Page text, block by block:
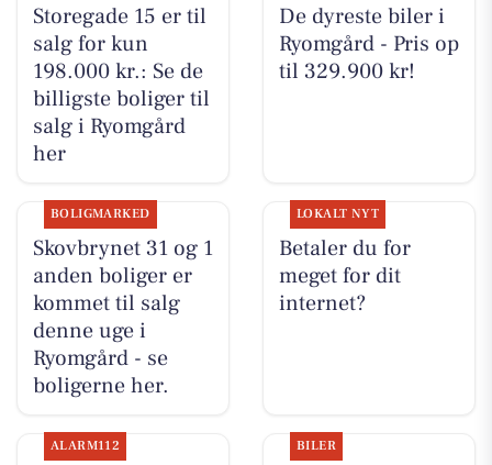
Storegade 15 er til
salg for kun
198.000 kr.: Se de
billigste boliger til
salg i Ryomgård
her
De dyreste biler i
Ryomgård - Pris op
til 329.900 kr!
BOLIGMARKED
Skovbrynet 31 og 1
anden boliger er
kommet til salg
denne uge i
Ryomgård - se
boligerne her.
LOKALT NYT
Betaler du for
meget for dit
internet?
ALARM112 BILER